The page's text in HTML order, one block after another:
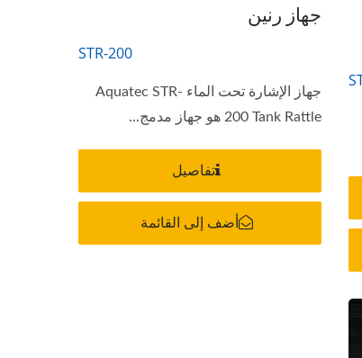
جهاز رنين
STR-200
جهاز الإشارة تحت الماء Aquatec STR-
200 Tank Rattle هو جهاز مدمج...
تفاصيل
أضف إلى القائمة